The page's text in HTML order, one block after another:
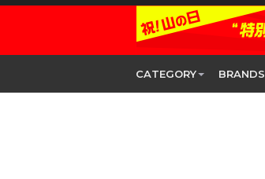
CATEGORY BRANDS